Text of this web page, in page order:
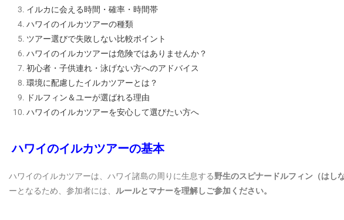
イルカに会える時間・確率・時間帯
ハワイのイルカツアーの種類
ツアー選びで失敗しない比較ポイント
ハワイのイルカツアーは危険ではありませんか？
初心者・子供連れ・泳げない方へのアドバイス
環境に配慮したイルカツアーとは？
ドルフィン＆ユーが選ばれる理由
ハワイのイルカツアーを安心して選びたい方へ
ハワイのイルカツアーの基本
ハワイのイルカツアーは、ハワイ諸島の周りに生息する野生のスピナードルフィン（はし
ーとなるため、参加者には、 ルールとマナーを理解しご参加ください。